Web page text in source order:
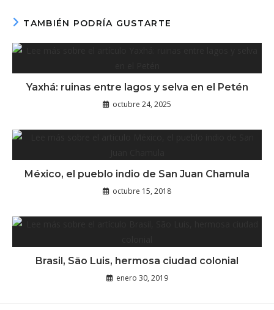
TAMBIÉN PODRÍA GUSTARTE
Yaxhá: ruinas entre lagos y selva en el Petén
octubre 24, 2025
México, el pueblo indio de San Juan Chamula
octubre 15, 2018
Brasil, São Luis, hermosa ciudad colonial
enero 30, 2019